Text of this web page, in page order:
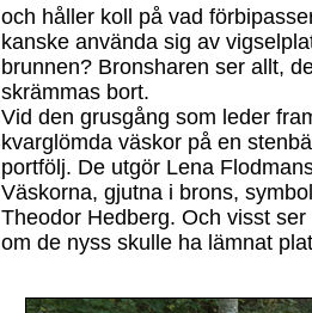
och håller koll på vad
kanske använda sig av
brunnen? Bronsharen ser allt,
skrämmas bort.
Vid den grusgång som leder
kvarglömda väskor på en
portfölj. De utgör Lena
Väskorna, gjutna i brons,
Theodor Hedberg. Och visst
om de nyss skulle ha lämnat